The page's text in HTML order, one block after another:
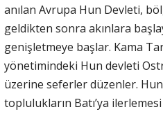
anılan Avrupa Hun Devleti,
geldikten sonra akınlara
genişletmeye başlar. Kama
yönetimindeki Hun devleti
üzerine seferler düzenler.
toplulukların Batı’ya